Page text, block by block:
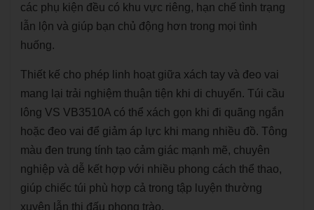
các phụ kiện đều có khu vực riêng, hạn chế tình trạng
lẫn lộn và giúp bạn chủ động hơn trong mọi tình
huống.
Thiết kế cho phép linh hoạt giữa xách tay và đeo vai
mang lại trải nghiệm thuận tiện khi di chuyển. Túi cầu
lông VS VB3510A có thể xách gọn khi đi quãng ngắn
hoặc đeo vai để giảm áp lực khi mang nhiều đồ. Tông
màu đen trung tính tạo cảm giác mạnh mẽ, chuyên
nghiệp và dễ kết hợp với nhiều phong cách thể thao,
giúp chiếc túi phù hợp cả trong tập luyện thường
xuyên lẫn thi đấu phong trào.